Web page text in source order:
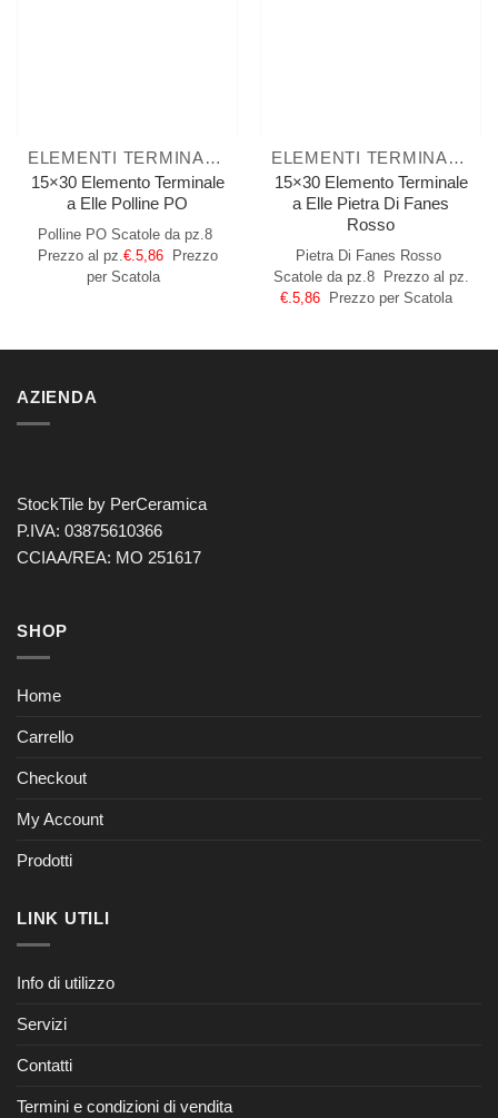
ELEMENTI TERMINALI A ELLE
15×30 Elemento Terminale
a Elle Polline PO
Polline PO Scatole da pz.8
Prezzo al pz.€.5,86
Prezzo
per Scatola
ELEMENTI TERMINALI A ELLE
15×30 Elemento Terminale
a Elle Pietra Di Fanes
Rosso
Pietra Di Fanes Rosso
Scatole da pz.8
Prezzo al pz.
€.5,86
Prezzo per Scatola
AZIENDA
StockTile by PerCeramica
P.IVA: 03875610366
CCIAA/REA: MO 251617
SHOP
Home
Carrello
Checkout
My Account
Prodotti
LINK UTILI
Info di utilizzo
Servizi
Contatti
Termini e condizioni di vendita